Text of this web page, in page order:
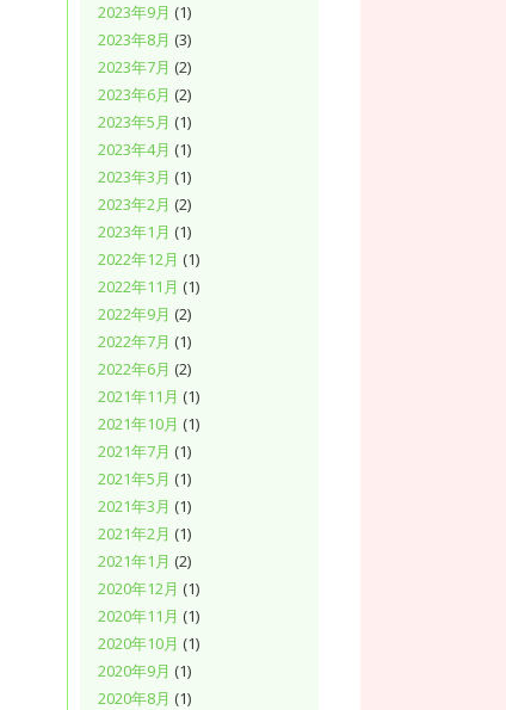
2023年9月 (1)
2023年8月 (3)
2023年7月 (2)
2023年6月 (2)
2023年5月 (1)
2023年4月 (1)
2023年3月 (1)
2023年2月 (2)
2023年1月 (1)
2022年12月 (1)
2022年11月 (1)
2022年9月 (2)
2022年7月 (1)
2022年6月 (2)
2021年11月 (1)
2021年10月 (1)
2021年7月 (1)
2021年5月 (1)
2021年3月 (1)
2021年2月 (1)
2021年1月 (2)
2020年12月 (1)
2020年11月 (1)
2020年10月 (1)
2020年9月 (1)
2020年8月 (1)